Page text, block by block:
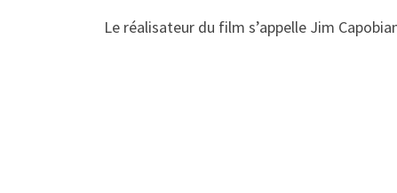
Le réalisateur du film s’appelle Jim